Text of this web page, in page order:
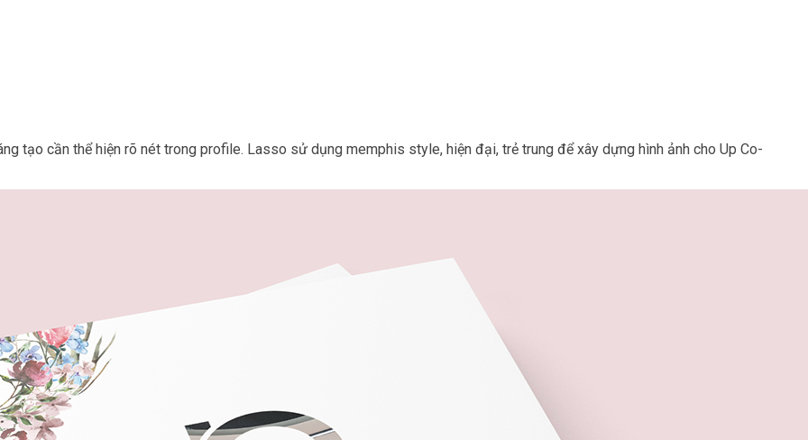
tạo cần thể hiện rõ nét trong profile. Lasso sử dụng memphis style, hiện đại, trẻ trung để xây dựng hình ảnh cho Up Co-